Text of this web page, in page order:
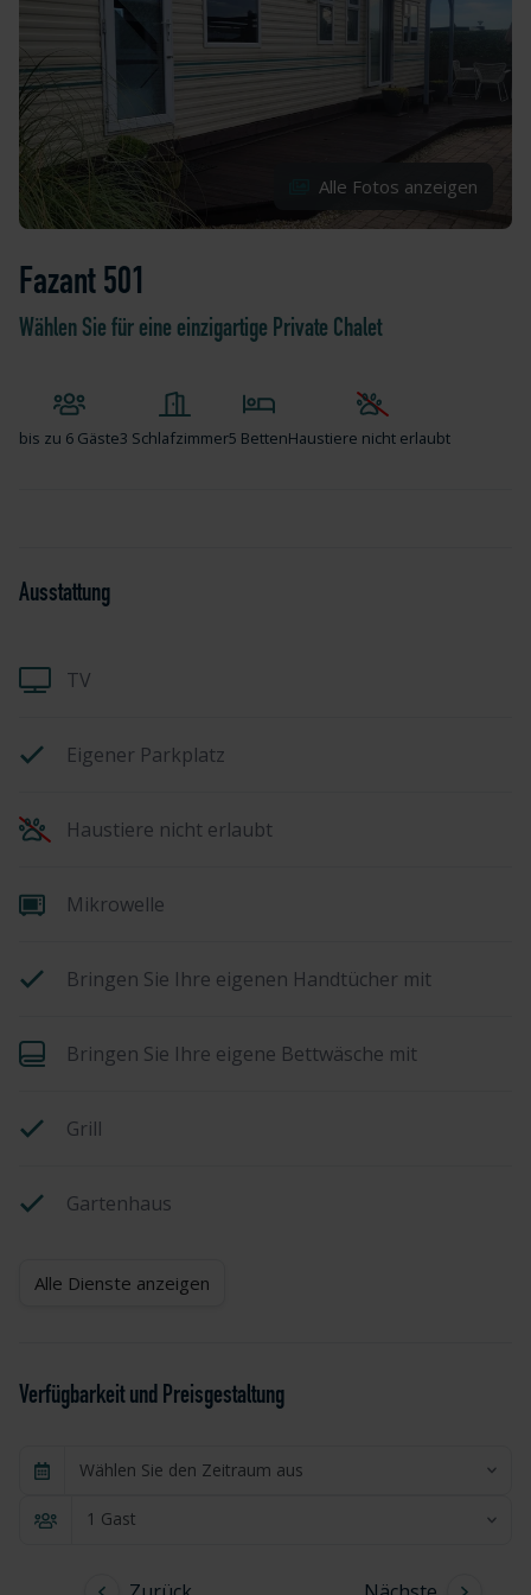
Alle Fotos anzeigen
Fazant 501
Wählen Sie für eine einzigartige Private Chalet
bis zu 6 Gäste3 Schlafzimmer5 BettenHaustiere nicht erlaubt
Ausstattung
TV
Eigener Parkplatz
Haustiere nicht erlaubt
Mikrowelle
Bringen Sie Ihre eigenen Handtücher mit
Bringen Sie Ihre eigene Bettwäsche mit
Grill
Gartenhaus
Alle Dienste anzeigen
Verfügbarkeit und Preisgestaltung
Wählen Sie den Zeitraum aus
1 Gast